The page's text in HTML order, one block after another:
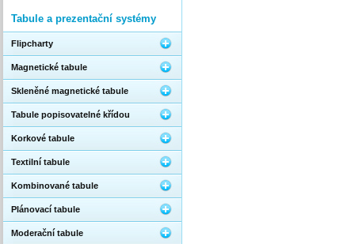
Tabule a prezentační systémy
Flipcharty
Magnetické tabule
Skleněné magnetické tabule
Tabule popisovatelné křídou
Korkové tabule
Textilní tabule
Kombinované tabule
Plánovací tabule
Moderační tabule